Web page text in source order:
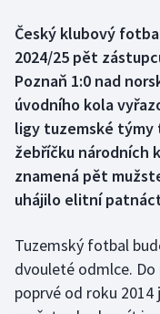
Box
Curling
Dostihy
Florbal
Golf
Český klubový
2024/25 pět
Poznaň 1:0 nad
úvodního kola
ligy tuzemské týmy
žebříčku národních
znamená pět
uhájilo elitní
Tuzemský fotbal
dvouleté odmlce.
poprvé od roku